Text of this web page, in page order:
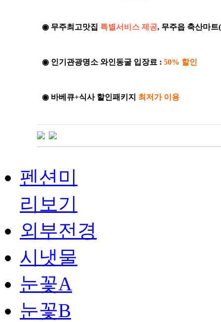
◉ 무주최고맛집 특별서비스 제공, 무주읍 축산마
◉ 인기관광명소 와인동굴 입장료 : 50% 할인
◉ 바베큐+식사 할인패키지 최저가 이용
펜션미
리보기
외부전경
시냇물
눈꽃A
눈꽃B